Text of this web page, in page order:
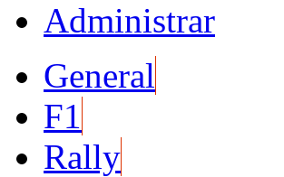
Administrar
General
F1
Rally